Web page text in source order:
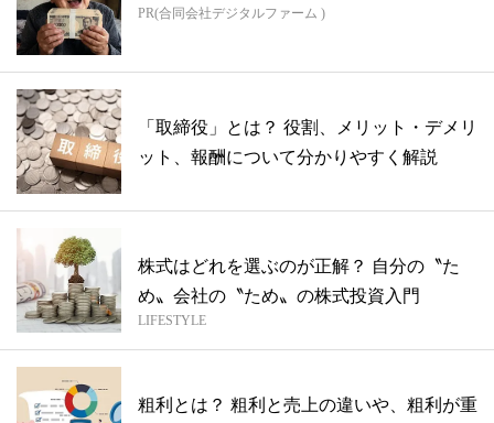
PR(合同会社デジタルファーム )
「取締役」とは？ 役割、メリット・デメリ
ット、報酬について分かりやすく解説
株式はどれを選ぶのが正解？ 自分の〝た
め〟会社の〝ため〟の株式投資入門
LIFESTYLE
粗利とは？ 粗利と売上の違いや、粗利が重